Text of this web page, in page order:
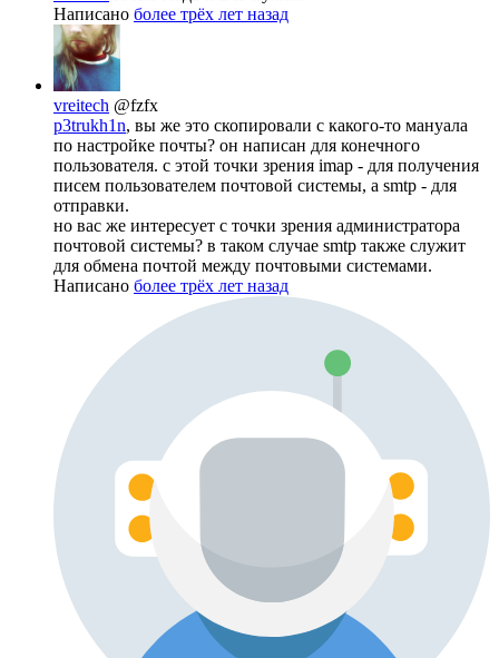
Написано более трёх лет назад
vreitech @fzfx
p3trukh1n, вы же это скопировали с какого-то мануала
по настройке почты? он написан для конечного
пользователя. с этой точки зрения imap - для получения
писем пользователем почтовой системы, а smtp - для
отправки.
но вас же интересует с точки зрения администратора
почтовой системы? в таком случае smtp также служит
для обмена почтой между почтовыми системами.
Написано более трёх лет назад